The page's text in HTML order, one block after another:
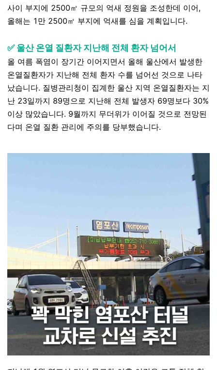
사이 부지에 2500㎡ 규모의 억새 정원을 조성한데 이어,
올해는 1만 2500㎡ 부지에 억새를 심을 계획입니다.
✅ 울산 온열 질환자 지난해 전체 환자 넘어서
올 여름 폭염이 장기간 이어지면서 올해 울산에서 발생한
온열질환자가 지난해 전체 환자 수를 넘어선 것으로 나타
났습니다. 질병관리청이 집계한 울산 지역 온열질환자는 지
난 23일까지 89명으로 지난해 전체 발생자 69명보다 30%
이상 많았습니다. 9월까지 무더위가 이어질 것으로 전망된
다며 온열 질환 관리에 주의를 당부했습니다.